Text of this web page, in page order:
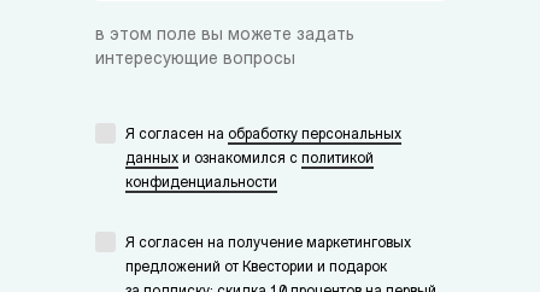
в этом поле вы можете задать
интересующие вопросы
Я согласен на обработку персональных
данных и ознакомился с политикой
конфиденциальности
Я согласен на получение маркетинговых
предложений от Квестории и подарок